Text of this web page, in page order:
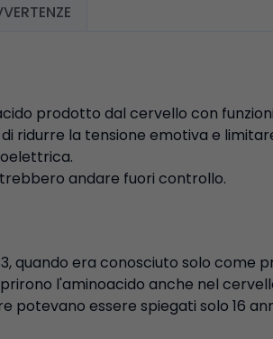
prodotto dal cervello con
ridurre la tensione emotiva e
andare fuori controllo.
quando era conosciuto solo come
l'aminoacido anche nel
essere spiegati solo 16